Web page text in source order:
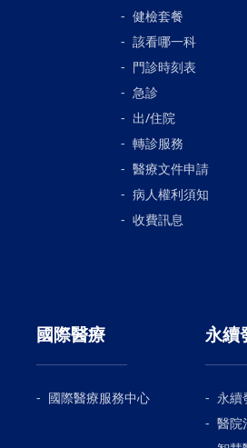
健檢套餐
該看哪一科
門診時刻表
急診
出/住院
轉診服務
醫療文件申請
病人權利須知
收費訊息
國際醫療
國際醫療服務中心
永續
永續
醫院